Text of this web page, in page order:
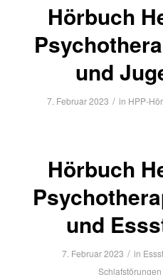
Hörbuch
und
7. Februar 2023 / in HPP-
Hörbuch
und
7. Februar 2023 / in
Schlafstörungen